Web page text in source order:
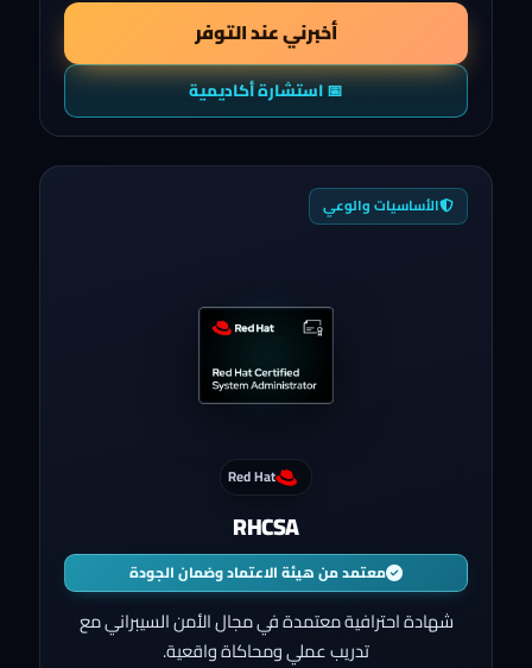
أخبرني عند التوفر
📅 استشارة أكاديمية
الأساسيات والوعي
Red Hat
RHCSA
معتمد من هيئة الاعتماد وضمان الجودة
شهادة احترافية معتمدة في مجال الأمن السيبراني مع
تدريب عملي ومحاكاة واقعية.